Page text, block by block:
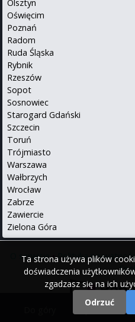
Ta strona używa plików
doświadczenia
zgadzasz się na ich
Odrzuć
Olsztyn
Oświęcim
Poznań
Radom
Ruda Śląska
Rybnik
Rzeszów
Sopot
Sosnowiec
Starogard Gdański
Szczecin
Toruń
Trójmiasto
Warszawa
Wałbrzych
Wrocław
Zabrze
Zawiercie
Zielona Góra
O serwisie•Polityka
© 2000 -